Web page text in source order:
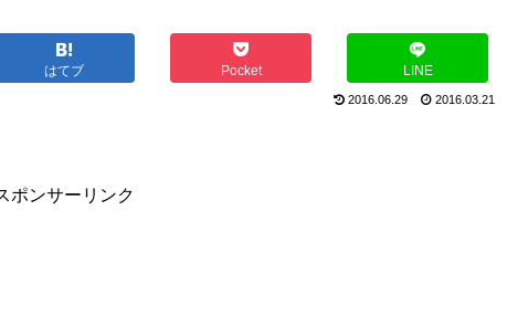
はてブ Pocket LINE
2016.06.29 2016.03.21
ポンサーリンク